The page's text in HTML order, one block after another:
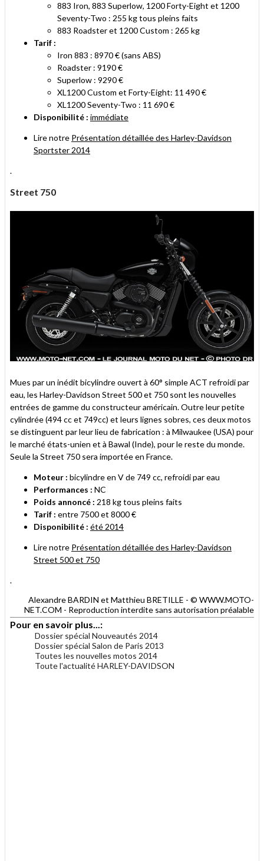
883 Iron, 883 Superlow, 1200 Forty-Eight et 1200
Seventy-Two : 255 kg tous pleins faits
883 Roadster et 1200 Custom : 265 kg
Tarif :
Iron 883 : 8970 € (sans ABS)
Roadster : 9190 €
Superlow : 9290 €
XL1200 Custom et Forty-Eight: 11 490 €
XL1200 Seventy-Two : 11 690 €
Disponibilité : immédiate
Lire notre Présentation détaillée des Harley-Davidson
Sportster 2014
.
Street 750
Mues par un inédit bicylindre ouvert à 60° simple ACT refroidi par
eau, les Harley-Davidson Street 500 et 750 sont les nouvelles
entrées de gamme du constructeur américain. Outre leur petite
cylindrée (494 cc et 749cc) et leurs lignes sobres, ces deux motos
se distinguent par leur lieu de fabrication : à Milwaukee (USA) pour
le marché états-unien et à Bawal (Inde), pour le reste du monde.
Seule la Street 750 sera importée en France.
Moteur : bicylindre en V de 749 cc, refroidi par eau
Performances : NC
Poids annoncé : 218 kg tous pleins faits
Tarif : entre 7500 et 8000 €
Disponibilité : été 2014
Lire notre Présentation détaillée des Harley-Davidson
Street 500 et 750
.
Alexandre BARDIN et Matthieu BRETILLE - © WWW.MOTO-
NET.COM - Reproduction interdite sans autorisation préalable
Pour en savoir plus...:
Dossier spécial Nouveautés 2014
Dossier spécial Salon de Paris 2013
Toutes les nouvelles motos 2014
Toute l'actualité HARLEY-DAVIDSON